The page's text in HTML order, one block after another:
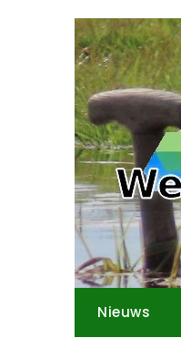
Nieuws